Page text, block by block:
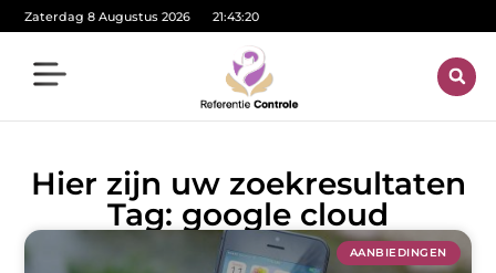
Zaterdag 8 Augustus 2026 21:43:21
Hier zijn uw zoekresultaten
Tag: google cloud
AANBIEDINGEN